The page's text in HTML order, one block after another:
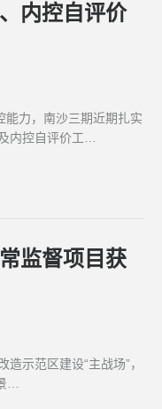
内控自评价
能力，南沙三期近期扎实
内控自评价工…
监督项目获
示范区建设“主战场”，
…